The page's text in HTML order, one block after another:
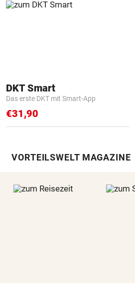
DKT Smart
Das erste DKT mit Smart-App
€31,90
VORTEILSWELT MAGAZINE